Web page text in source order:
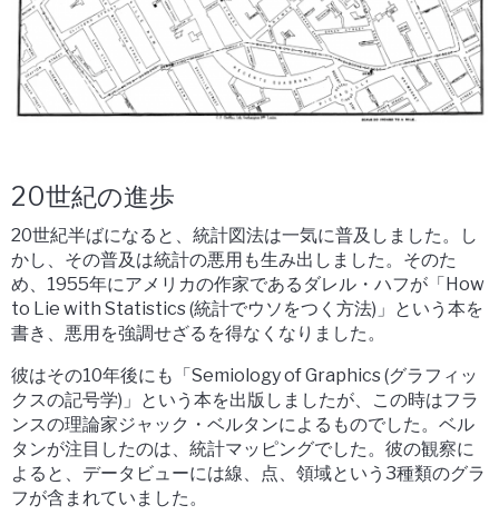
20世紀の進歩
20世紀半ばになると、統計図法は一気に普及しました。し
かし、その普及は統計の悪用も生み出しました。そのた
め、1955年にアメリカの作家であるダレル・ハフが「How
to Lie with Statistics (統計でウソをつく方法)」という本を
書き、悪用を強調せざるを得なくなりました。
彼はその10年後にも「Semiology of Graphics (グラフィッ
クスの記号学)」という本を出版しましたが、この時はフラ
ンスの理論家ジャック・ベルタンによるものでした。ベル
タンが注目したのは、統計マッピングでした。彼の観察に
よると、データビューには線、点、領域という3種類のグラ
フが含まれていました。